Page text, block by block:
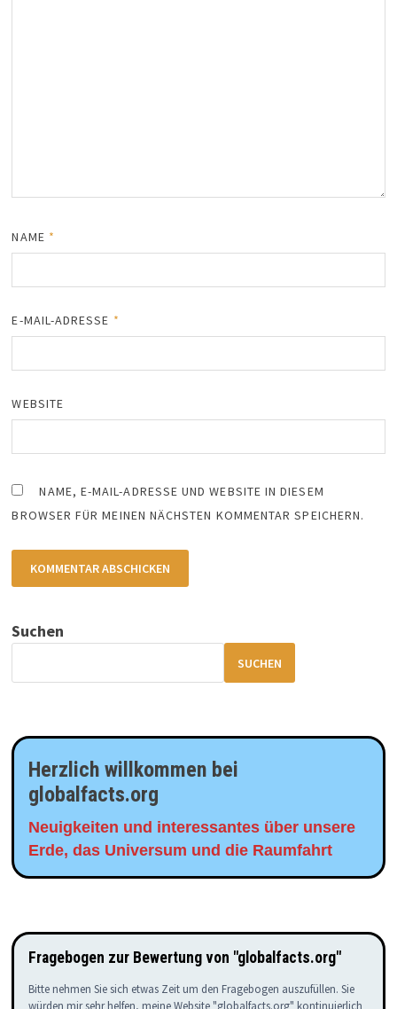
NAME *
E-MAIL-ADRESSE *
WEBSITE
NAME, E-MAIL-ADRESSE UND WEBSITE IN DIESEM
BROWSER FÜR MEINEN NÄCHSTEN KOMMENTAR SPEICHERN.
Suchen
SUCHEN
Herzlich willkommen bei
globalfacts.org
Neuigkeiten und interessantes über unsere
Erde, das Universum und die Raumfahrt
Fragebogen zur Bewertung von "globalfacts.org"
Bitte nehmen Sie sich etwas Zeit um den Fragebogen auszufüllen. Sie
würden mir sehr helfen, meine Website "globalfacts.org" kontinuierlich